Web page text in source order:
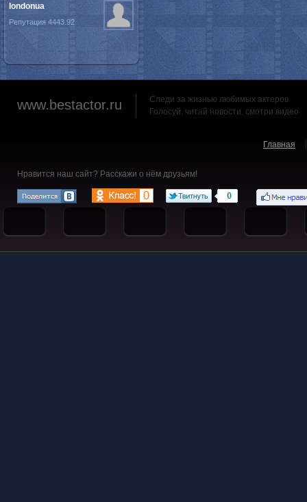
londonua
Репутация 4443.92
www.bestactor.ru
Следи за жизнью любимых актеров
Голосуй, читай новости, смотри видео
Главная
Нравится наш сайт? Расскажи о нём друзьям!